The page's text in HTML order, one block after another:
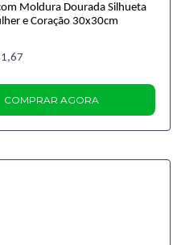
Moldura Dourada Silhueta
e Coração 30x30cm
COMPRAR AGORA